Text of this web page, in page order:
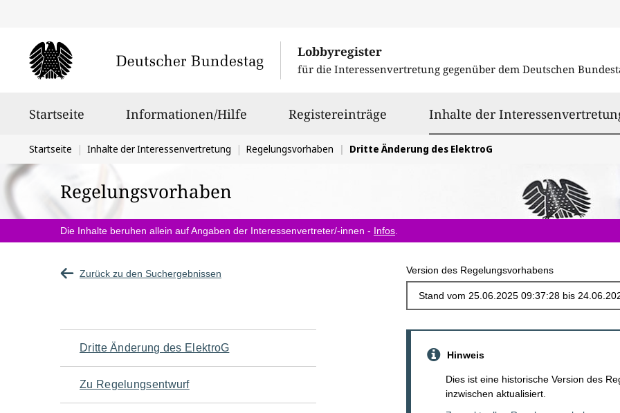
Lobbyregister
für die Interessenvertretung gegenüber dem Deutschen
Startseite Informationen/Hilfe Registereinträge Inhalte der
Sie
befinden
sich
hier:
Startseite Inhalte der Interessenvertretung Regelungsvorhaben Dritte Änderung des ElektroG
Regelungsvorhaben
Die Inhalte beruhen allein auf Angaben der Interessenvertreter/-innen - Infos
Zurück zu den Suchergebnissen Version des Regelungsvorhabens
Navigation
für
Dritte Änderung des ElektroG
Zu Regelungsentwurf
Hinweis
Dies ist eine historische Version des
inzwischen aktualisiert.